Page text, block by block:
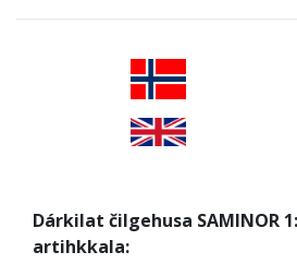
Dárkilat čilgehusa SAMINOR
artihkkala: